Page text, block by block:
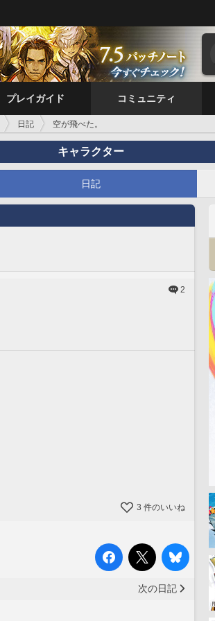
プレイガイド コミュニティ
日記 空が飛べた。
キャラクター
日記
2
3 件のいいね
次の日記